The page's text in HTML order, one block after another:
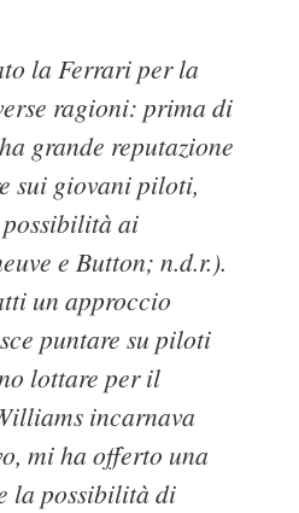
la Ferrari per la
ragioni: prima di
grande reputazione
sui giovani piloti,
ai
e Button; n.d.r.).
un approccio
puntare su piloti
lottare per il
incarnava
mi ha offerto una
la possibilità di